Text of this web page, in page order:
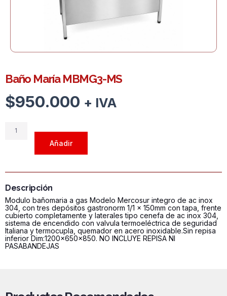
Baño María MBMG3-MS
$950.000 + IVA
Baño
Añadir
Descripción
Modulo bañomaria a gas Modelo Mercosur integro de ac inox
304, con tres depósitos gastronorm 1/1 x 150mm con tapa, frente
cubierto completamente y laterales tipo cenefa de ac inox 304,
sistema de encendido con valvula termoeléctrica de seguridad
Italiana y termocupla, quemador en acero inoxidable.Sin repisa
inferior Dim:1200x650x850. NO INCLUYE REPISA NI
PASABANDEJAS